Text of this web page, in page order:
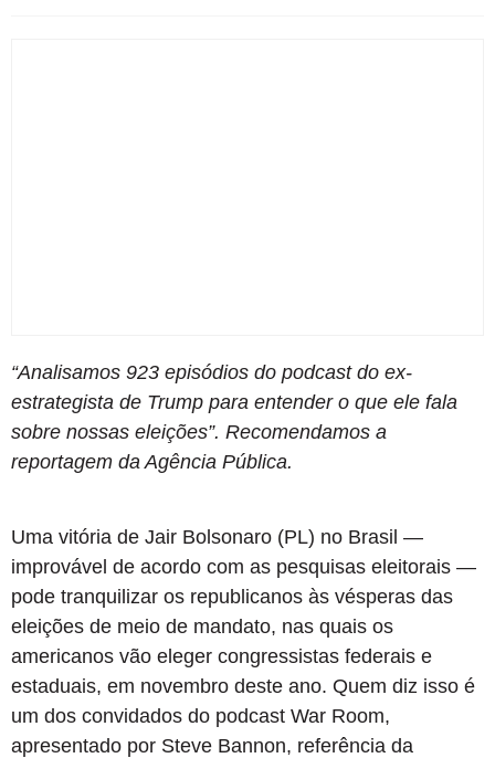
“Analisamos 923 episódios do podcast do ex-
estrategista de Trump para entender o que ele fala
sobre nossas eleições”. Recomendamos a
reportagem da Agência Pública.
Uma vitória de Jair Bolsonaro (PL) no Brasil —
improvável de acordo com as pesquisas eleitorais —
pode tranquilizar os republicanos às vésperas das
eleições de meio de mandato, nas quais os
americanos vão eleger congressistas federais e
estaduais, em novembro deste ano. Quem diz isso é
um dos convidados do podcast War Room,
apresentado por Steve Bannon, referência da